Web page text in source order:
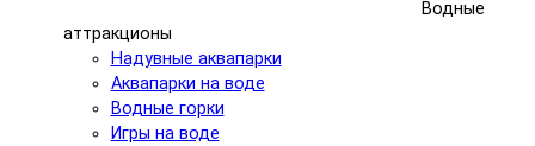
Водные
аттракционы
Надувные аквапарки
Аквапарки на воде
Водные горки
Игры на воде